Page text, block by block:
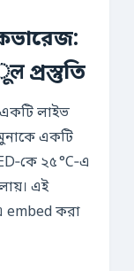
প্রস্তুতি
লাইভ
একটি
২৫ °C‑এ
embed করা